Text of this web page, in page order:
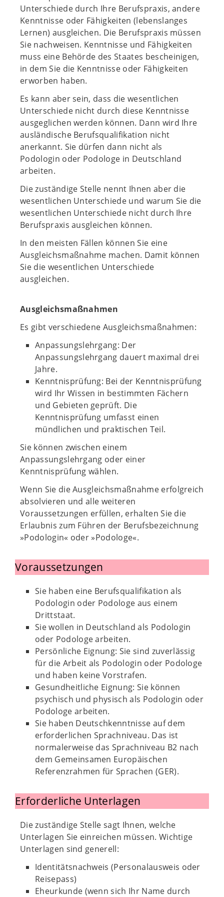
Unterschiede durch Ihre Berufspraxis, andere
Kenntnisse oder Fähigkeiten (lebenslanges
Lernen) ausgleichen. Die Berufspraxis müssen
Sie nachweisen. Kenntnisse und Fähigkeiten
muss eine Behörde des Staates bescheinigen,
in dem Sie die Kenntnisse oder Fähigkeiten
erworben haben.
Es kann aber sein, dass die wesentlichen
Unterschiede nicht durch diese Kenntnisse
ausgeglichen werden können. Dann wird Ihre
ausländische Berufsqualifikation nicht
anerkannt. Sie dürfen dann nicht als
Podologin oder Podologe in Deutschland
arbeiten.
Die zuständige Stelle nennt Ihnen aber die
wesentlichen Unterschiede und warum Sie die
wesentlichen Unterschiede nicht durch Ihre
Berufspraxis ausgleichen können.
In den meisten Fällen können Sie eine
Ausgleichsmaßnahme machen. Damit können
Sie die wesentlichen Unterschiede
ausgleichen.
Ausgleichsmaßnahmen
Es gibt verschiedene Ausgleichsmaßnahmen:
Anpassungslehrgang: Der
Anpassungslehrgang dauert maximal drei
Jahre.
Kenntnisprüfung: Bei der Kenntnisprüfung
wird Ihr Wissen in bestimmten Fächern
und Gebieten geprüft. Die
Kenntnisprüfung umfasst einen
mündlichen und praktischen Teil.
Sie können zwischen einem
Anpassungslehrgang oder einer
Kenntnisprüfung wählen.
Wenn Sie die Ausgleichsmaßnahme erfolgreich
absolvieren und alle weiteren
Voraussetzungen erfüllen, erhalten Sie die
Erlaubnis zum Führen der Berufsbezeichnung
»Podologin« oder »Podologe«.
Voraussetzungen
Sie haben eine Berufsqualifikation als
Podologin oder Podologe aus einem
Drittstaat.
Sie wollen in Deutschland als Podologin
oder Podologe arbeiten.
Persönliche Eignung: Sie sind zuverlässig
für die Arbeit als Podologin oder Podologe
und haben keine Vorstrafen.
Gesundheitliche Eignung: Sie können
psychisch und physisch als Podologin oder
Podologe arbeiten.
Sie haben Deutschkenntnisse auf dem
erforderlichen Sprachniveau. Das ist
normalerweise das Sprachniveau B2 nach
dem Gemeinsamen Europäischen
Referenzrahmen für Sprachen (GER).
Erforderliche Unterlagen
Die zuständige Stelle sagt Ihnen, welche
Unterlagen Sie einreichen müssen. Wichtige
Unterlagen sind generell:
Identitätsnachweis (Personalausweis oder
Reisepass)
Eheurkunde (wenn sich Ihr Name durch